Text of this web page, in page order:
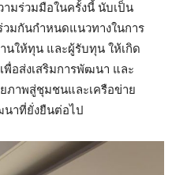
มร่วมมือในครั้งนี้ นับเป็น
มกันกำหนดแนวทางในการ
นให้ทุน และผู้รับทุน ให้เกิด
อส่งเสริมการพัฒนา และ
ภาพสู่ชุมชนและเครือข่าย
นาที่ยั่งยืนต่อไป